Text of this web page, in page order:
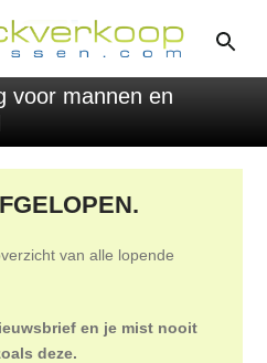
voor mannen en
van alle lopende
en je mist nooit
deze.